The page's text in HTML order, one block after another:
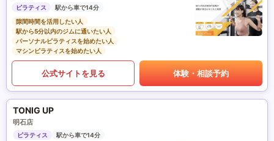
ピラティス
駅から車で14分
隙間時間を活用したい人
駅から5分以内のジムに通いたい人
パーソナルピラティスを始めたい人
マシンピラティスを始めたい人
公式サイトを見る 体験・相談予約
TONIG UP
明石店
ピラティス
駅から車で14分